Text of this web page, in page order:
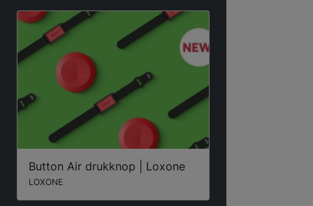
Button Air drukknop | Loxone
LOXONE